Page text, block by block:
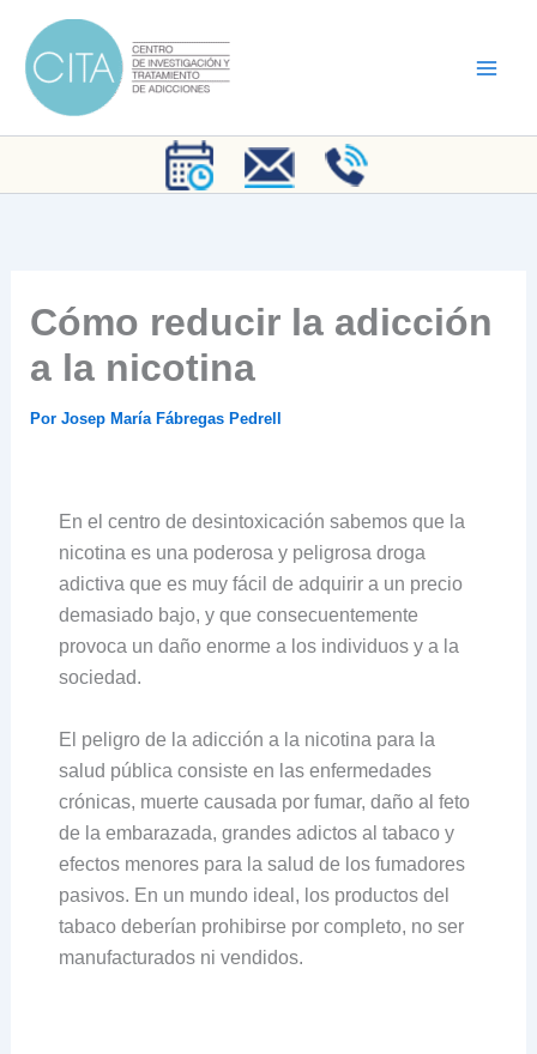
contenido
Cómo reducir la adicción
a la nicotina
Por Josep María Fábregas Pedrell
En el centro de desintoxicación sabemos que la
nicotina es una poderosa y peligrosa droga
adictiva que es muy fácil de adquirir a un precio
demasiado bajo, y que consecuentemente
provoca un daño enorme a los individuos y a la
sociedad.
El peligro de la adicción a la nicotina para la
salud pública consiste en las enfermedades
crónicas, muerte causada por fumar, daño al feto
de la embarazada, grandes adictos al tabaco y
efectos menores para la salud de los fumadores
pasivos. En un mundo ideal, los productos del
tabaco deberían prohibirse por completo, no ser
manufacturados ni vendidos.